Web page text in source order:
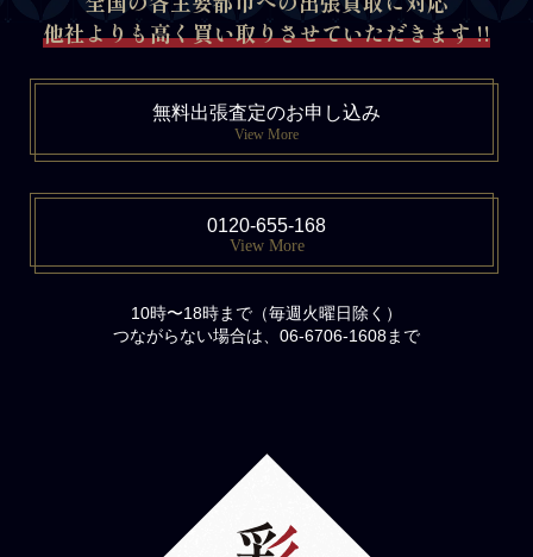
他社よりも高く買い取りさせていただきます !!
無料出張査定のお申し込み
View More
0120-655-168
View More
10時〜18時まで（毎週火曜日除く）
つながらない場合は、06-6706-1608まで